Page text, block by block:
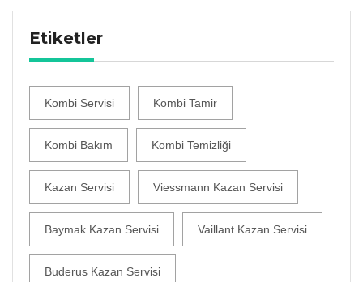
Etiketler
Kombi Servisi Kombi Tamir
Kombi Bakım Kombi Temizliği
Kazan Servisi Viessmann Kazan Servisi
Baymak Kazan Servisi Vaillant Kazan Servisi
Buderus Kazan Servisi